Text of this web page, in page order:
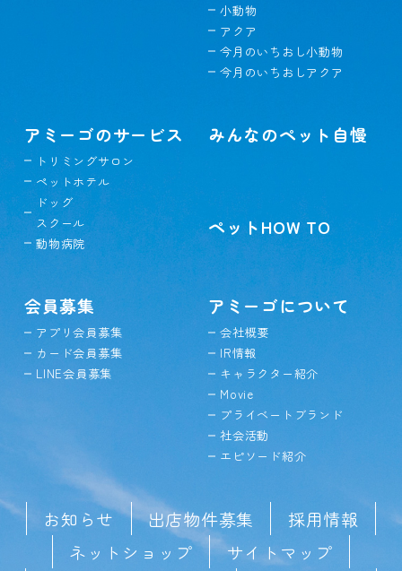
小動物
アクア
今月のいちおし小動物
今月のいちおしアクア
アミーゴのサービス
トリミングサロン
ペットホテル
ドッグ
スクール
動物病院
みんなのペット自慢
ペットHOW TO
会員募集
アプリ会員募集
カード会員募集
LINE会員募集
アミーゴについて
会社概要
IR情報
キャラクター紹介
Movie
プライベートブランド
社会活動
エピソード紹介
お知らせ 出店物件募集
採用情報
ネットショップ
サイトマップ